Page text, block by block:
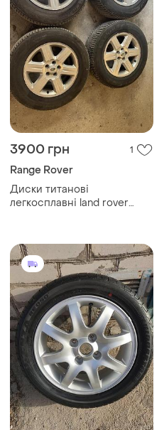
3900 грн 1
Range Rover
Диски титанові
легкосплавні land rover